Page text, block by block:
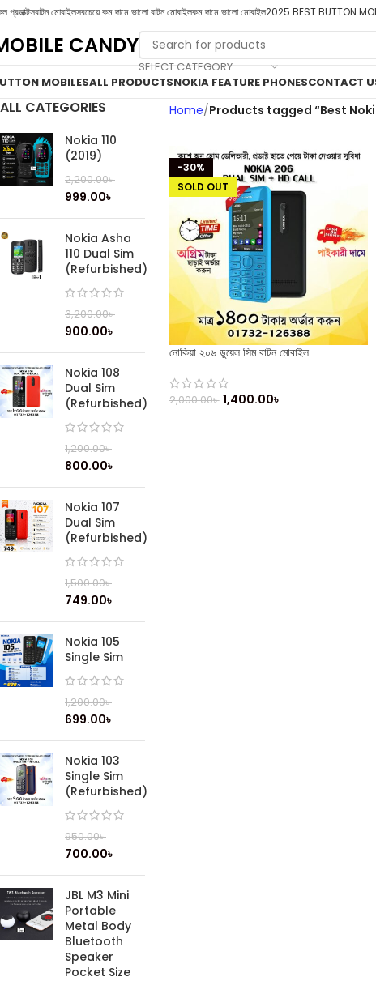
প্রডাক্টসবাটন মোবাইলসবচেয়ে কম দামে ভালো বাটন মোবাইলকম দামে ভালো মোবাইল2025 BEST BUTTON
CANDY
SELECT CATEGORY
MOBILESALL PRODUCTSNOKIA FEATURE PHONESCONTACT
ALL CATEGORIES
Nokia 110
(2019)
2,200.00৳
999.00৳
Nokia Asha
110 Dual Sim
(Refurbished)
3,200.00৳
900.00৳
Nokia 108
Dual Sim
(Refurbished)
1,200.00৳
800.00৳
Nokia 107
Dual Sim
(Refurbished)
1,500.00৳
749.00৳
Nokia 105
Single Sim
1,200.00৳
699.00৳
Nokia 103
Single Sim
(Refurbished)
950.00৳
700.00৳
JBL M3 Mini
Portable
Metal Body
Bluetooth
Speaker
Pocket Size
Home Products tagged “Best
-30%
SOLD OUT
নোকিয়া ২০৬ ডুয়েল সিম বাটন মোবাইল
2,000.00৳ 1,400.00৳